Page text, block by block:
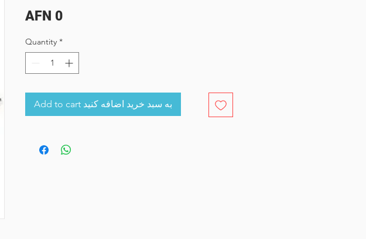
AFN 0Price
Quantity *
Add to cart به سبد خرید اضافه کنید